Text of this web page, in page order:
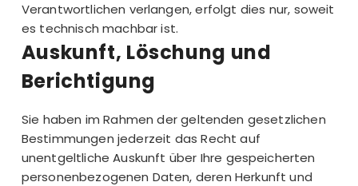
Verantwortlichen verlangen, erfolgt dies nur, soweit
es technisch machbar ist.
Auskunft, Löschung und
Berichtigung
Sie haben im Rahmen der geltenden gesetzlichen
Bestimmungen jederzeit das Recht auf
unentgeltliche Auskunft über Ihre gespeicherten
personenbezogenen Daten, deren Herkunft und